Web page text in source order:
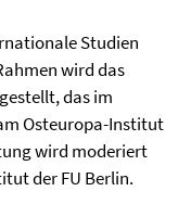
Studien
wird das
das im
Osteuropa-Institut
wird moderiert
der FU Berlin.